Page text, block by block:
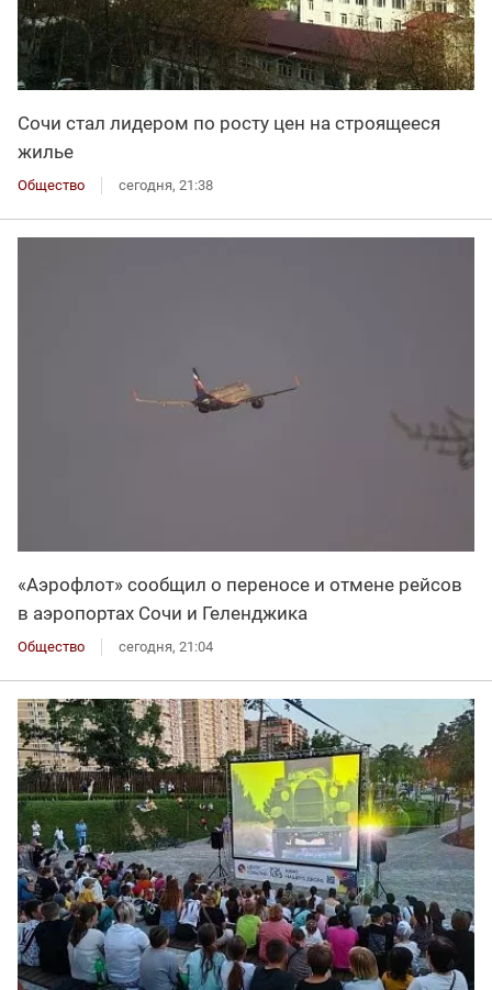
Сочи стал лидером по росту цен на строящееся
жилье
Общество сегодня, 21:38
«Аэрофлот» сообщил о переносе и отмене рейсов
в аэропортах Сочи и Геленджика
Общество сегодня, 21:04